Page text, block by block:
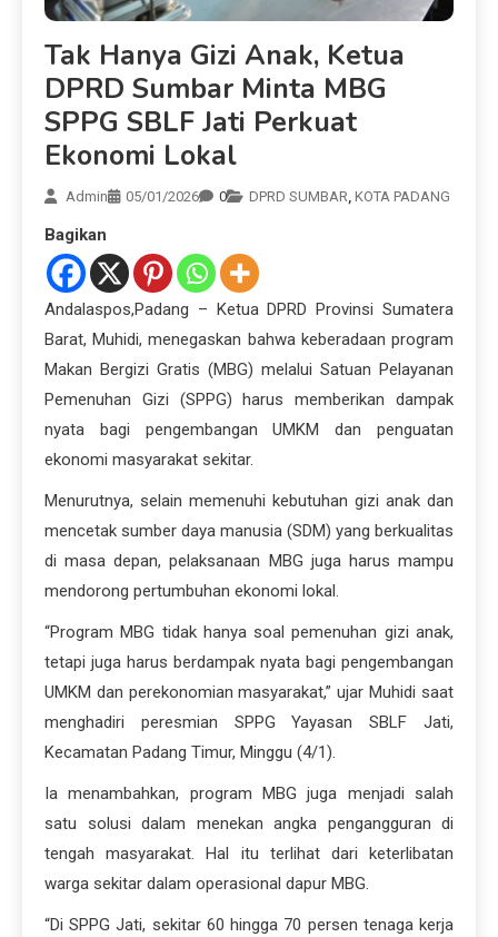
Tak Hanya Gizi Anak, Ketua
DPRD Sumbar Minta MBG
SPPG SBLF Jati Perkuat
Ekonomi Lokal
Admin 05/01/2026 0 DPRD SUMBAR, KOTA PADANG
Bagikan
Andalaspos,Padang – Ketua DPRD Provinsi Sumatera
Barat, Muhidi, menegaskan bahwa keberadaan program
Makan Bergizi Gratis (MBG) melalui Satuan Pelayanan
Pemenuhan Gizi (SPPG) harus memberikan dampak
nyata bagi pengembangan UMKM dan penguatan
ekonomi masyarakat sekitar.
Menurutnya, selain memenuhi kebutuhan gizi anak dan
mencetak sumber daya manusia (SDM) yang berkualitas
di masa depan, pelaksanaan MBG juga harus mampu
mendorong pertumbuhan ekonomi lokal.
“Program MBG tidak hanya soal pemenuhan gizi anak,
tetapi juga harus berdampak nyata bagi pengembangan
UMKM dan perekonomian masyarakat,” ujar Muhidi saat
menghadiri peresmian SPPG Yayasan SBLF Jati,
Kecamatan Padang Timur, Minggu (4/1).
Ia menambahkan, program MBG juga menjadi salah
satu solusi dalam menekan angka pengangguran di
tengah masyarakat. Hal itu terlihat dari keterlibatan
warga sekitar dalam operasional dapur MBG.
“Di SPPG Jati, sekitar 60 hingga 70 persen tenaga kerja